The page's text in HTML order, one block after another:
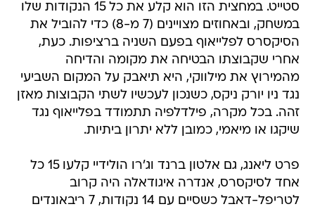
סטייט. במחצית הזו הוא קלע את כל 15 הנקודות שלו
במשחק, ובאחוזים מצויינים (7 מ-8) כדי להוביל את
הסיקסרס לפלייאוף בפעם השניה ברציפות. כעת,
אחרי שקבוצתו הבטיחה את מקומה והדיחה
מהמירוץ את מילווקי, היא תיאבק על המקום השביעי
נגד ניו יורק ניקס, כשנכון לעכשיו לשתי הקבוצות מאזן
זהה. בכל מקרה, פילדלפיה תתמודד בפלייאוף נגד
שיקגו או מיאמי, כמובן ללא יתרון ביתיות.
פרט ליאנג, גם אלטון ברנד וג'רו הולידיי קלעו 15 כל
אחד לסיקסרס, אנדרה איגודאלה היה קרוב
לטריפל-דאבל כשסיים עם 14 נקודות, 7 ריבאונדים